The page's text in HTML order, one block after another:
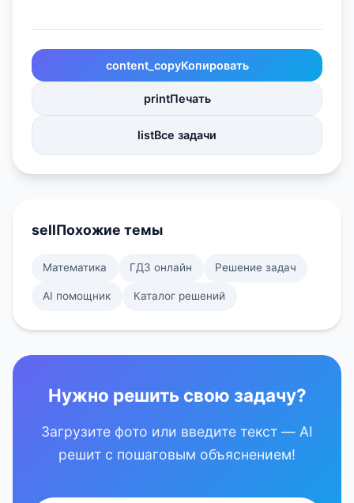
content_copyКопировать
printПечать
listВсе задачи
sellПохожие темы
Математика ГДЗ онлайн Решение задач
AI помощник Каталог решений
Нужно решить свою задачу?
Загрузите фото или введите текст — AI
решит с пошаговым объяснением!